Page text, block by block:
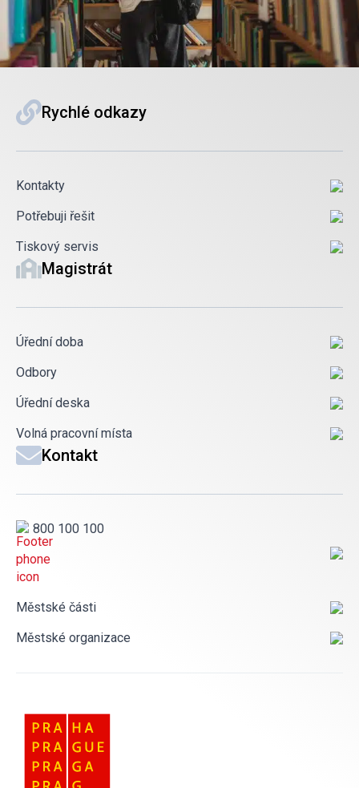
Rychlé odkazy
Kontakty
Potřebuji řešit
Tiskový servis
Magistrát
Úřední doba
Odbory
Úřední deska
Volná pracovní místa
Kontakt
800 100 100
Městské části
Městské organizace